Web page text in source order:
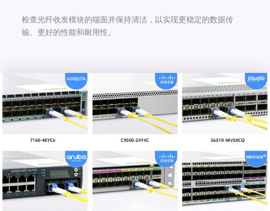
检查光纤收发模块的端面并保持清洁，以实现更稳定的数据传
输、更好的性能和耐用性。